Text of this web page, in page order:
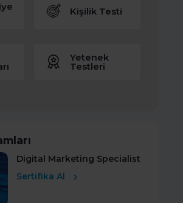
Kişilik Testi
Yetenek
Testleri
Digital Marketing Specialist
Sertifika Al